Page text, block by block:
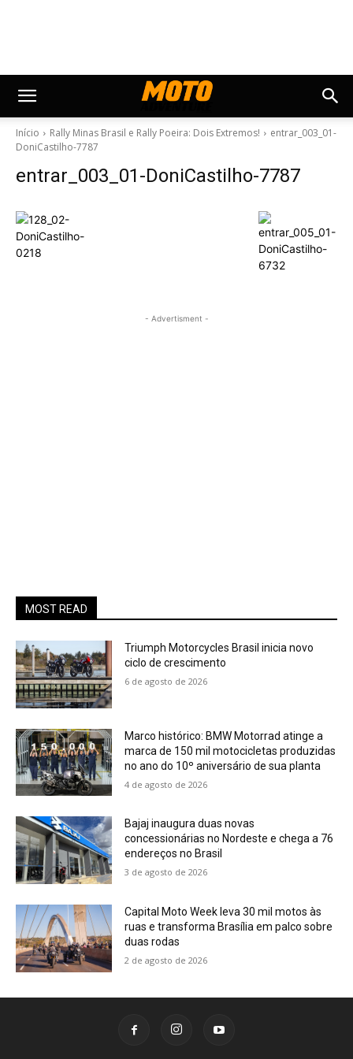
Início Rally Minas Brasil e Rally Poeira: Dois Extremos!
entrar_003_01-
DoniCastilho-7787
entrar_003_01-DoniCastilho-7787
- Advertisment -
MOST READ
Triumph Motorcycles Brasil inicia novo
ciclo de crescimento
6 de agosto de 2026
Marco histórico: BMW Motorrad atinge a
marca de 150 mil motocicletas produzidas
no ano do 10º aniversário de sua planta
4 de agosto de 2026
Bajaj inaugura duas novas
concessionárias no Nordeste e chega a 76
endereços no Brasil
3 de agosto de 2026
Capital Moto Week leva 30 mil motos às
ruas e transforma Brasília em palco sobre
duas rodas
2 de agosto de 2026